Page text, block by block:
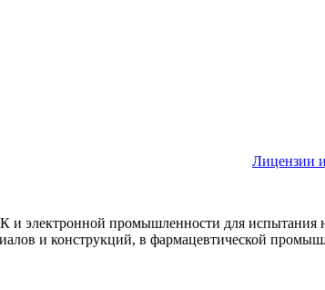
Лицензии
и электронной промышленности для испытания
и конструкций, в фармацевтической